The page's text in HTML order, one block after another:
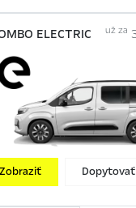
ELECTRIC už za
Zobraziť